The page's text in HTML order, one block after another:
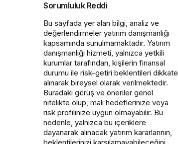
Sorumluluk Reddi
Bu sayfada yer alan bilgi, analiz ve
değerlendirmeler yatırım danışmanlığı
kapsamında sunulmamaktadır. Yatırım
danışmanlığı hizmeti, yalnızca yetkili
kurumlar tarafından, kişilerin finansal
durumu ile risk-getiri beklentileri dikkate
alınarak bireysel olarak verilmektedir.
Buradaki görüş ve öneriler genel
nitelikte olup, mali hedeflerinize veya
risk profilinize uygun olmayabilir. Bu
nedenle, yalnızca bu içeriklere
dayanarak alınacak yatırım kararlarının,